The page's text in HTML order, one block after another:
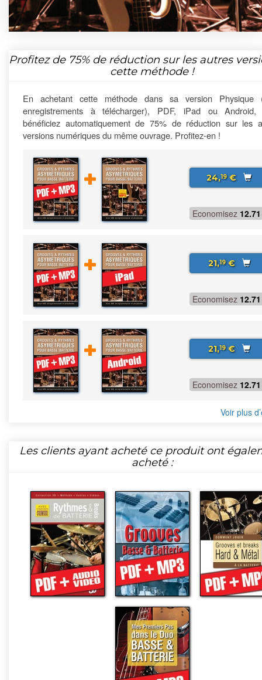
Profitez de 75%de réduction sur les autres
cette méthode !
En achetant cette méthode dans sa version Physique
enregistrements à télécharger), PDF, iPad ou Android,
bénéficiez automatiquement de 75% de réduction sur les
versions numériques du même ouvrage. Profitez-en !
24,19€
Economisez 12.71
21,19€
Economisez 12.71
21,19€
Economisez 12.71
Voir plus
Les clients ayant acheté ce produit ont
acheté :